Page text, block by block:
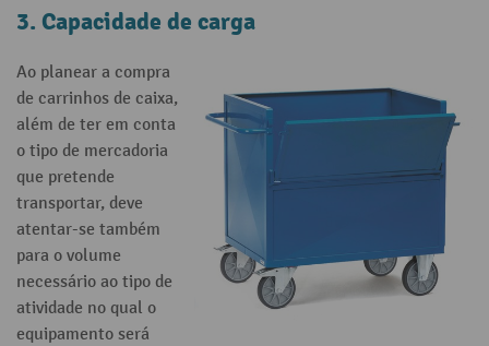
3. Capacidade de carga
Ao planear a compra
de carrinhos de caixa,
além de ter em conta
o tipo de mercadoria
que pretende
transportar, deve
atentar-se também
para o volume
necessário ao tipo de
atividade no qual o
equipamento será